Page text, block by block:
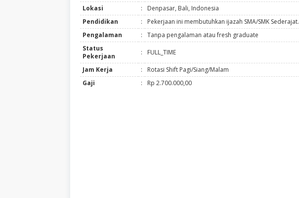
Lokasi
:
Denpasar, Bali, Indonesia
Pendidikan
:
Pekerjaan ini membutuhkan ijazah SMA/SMK Sederajat.
Pengalaman
:
Tanpa pengalaman atau fresh graduate
Status
Pekerjaan
: FULL_TIME
Jam Kerja :
Rotasi Shift Pagi/Siang/Malam
Gaji
: Rp 2.700.000,00